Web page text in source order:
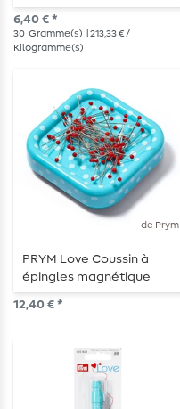
universelle 30 g
6,40 € *
30 Gramme(s)
| 213,33 € /
Kilogramme(s)
de Prym
PRYM Love Coussin à
épingles magnétique
avec épingles à tête de
verre
12,40 € *